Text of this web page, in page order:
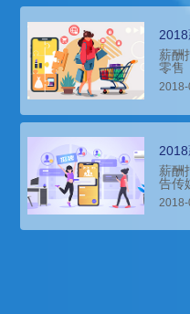
流呈
薪酬
零售
类岗
薪酬
告传